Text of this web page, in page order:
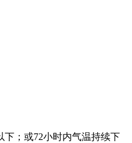
；或72小时内气温持续下